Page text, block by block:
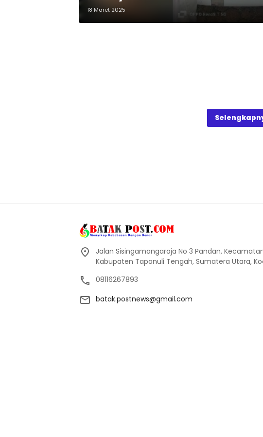
18 Maret 2025
Jalan Sisingamangaraja No 3 Pandan,
Kabupaten Tapanuli Tengah, Sumatera Utara,
08116267893
batak.postnews@gmail.com